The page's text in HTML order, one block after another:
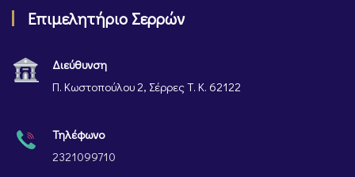
Επιμελητήριο Σερρών
Διεύθυνση
Π. Κωστοπούλου 2, Σέρρες Τ. Κ. 62122
Τηλέφωνο
2321099710